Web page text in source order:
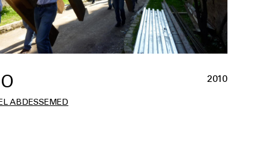
2010
ABDESSEMED